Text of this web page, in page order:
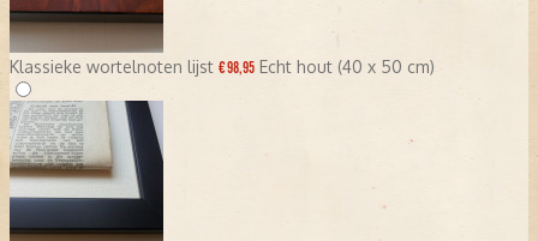
Klassieke wortelnoten lijst € 98,95 Echt hout (40 x 50 cm)